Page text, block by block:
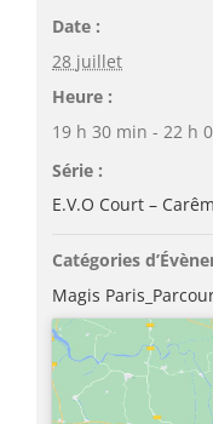
Date :
28 juillet
Heure :
19 h 30 min - 22 h
Série :
E.V.O Court –
Catégories
Magis